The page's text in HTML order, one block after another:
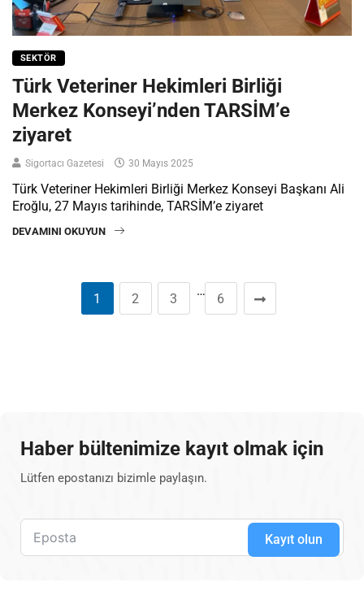
SEKTÖR
Türk Veteriner Hekimleri Birliği
Merkez Konseyi’nden TARSİM’e
ziyaret
Sigortacı Gazetesi 30 Mayıs 2025
Türk Veteriner Hekimleri Birliği Merkez Konseyi Başkanı Ali
Eroğlu, 27 Mayıs tarihinde, TARSİM’e ziyaret
DEVAMINI OKUYUN
1 2 3
…
6
Haber bültenimize kayıt olmak için
Lütfen epostanızı bizimle paylaşın.
Kayıt olun